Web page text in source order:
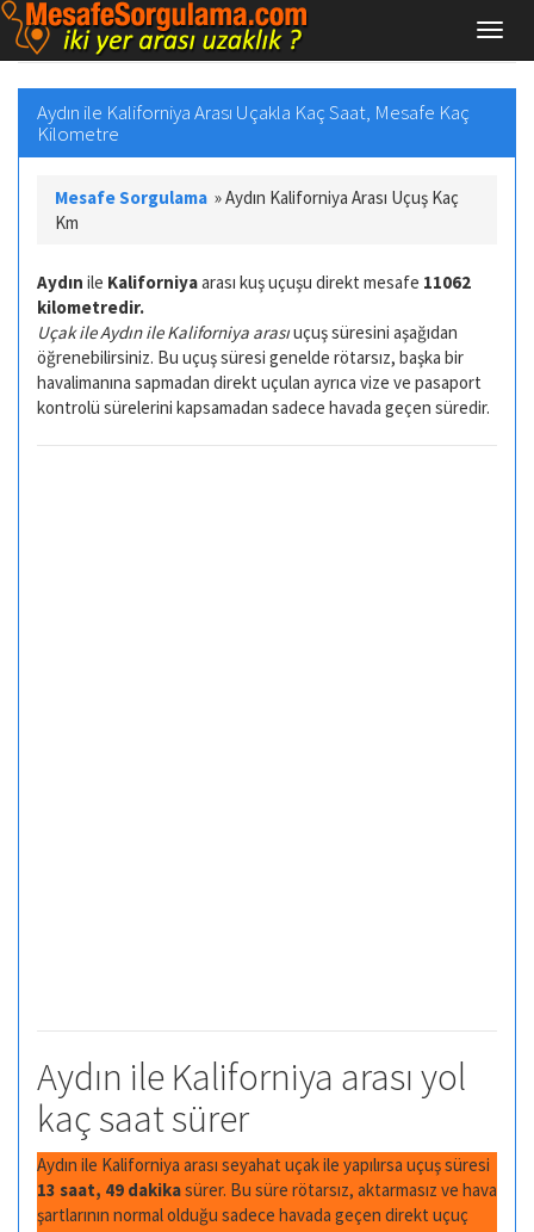
Aydın ile Kaliforniya Arası Uçakla Kaç Saat, Mesafe Kaç
Kilometre
Mesafe Sorgulama »Aydın Kaliforniya Arası Uçuş Kaç
Km
Aydın ile Kaliforniyaarası kuş uçuşu direkt mesafe 11062
kilometredir.
Uçak ile Aydın ile Kaliforniya arasıuçuş süresini aşağıdan
öğrenebilirsiniz. Bu uçuş süresi genelde rötarsız, başka bir
havalimanına sapmadan direkt uçulan ayrıca vize ve pasaport
kontrolü sürelerini kapsamadan sadece havada geçen süredir.
Aydın ile Kaliforniya arası yol
kaç saat sürer
Aydın ile Kaliforniya arası seyahat uçak ile yapılırsa uçuş süresi
13 saat, 49 dakikasürer. Bu süre rötarsız, aktarmasız ve hava
şartlarının normal olduğu sadece havada geçen direkt uçuç